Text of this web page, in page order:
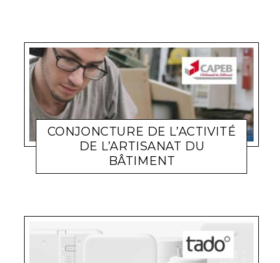
CONJONCTURE DE L’ACTIVITÉ
DE L’ARTISANAT DU
BÂTIMENT
ACTUALITÉ ENTREPRISES LARA GASQUET